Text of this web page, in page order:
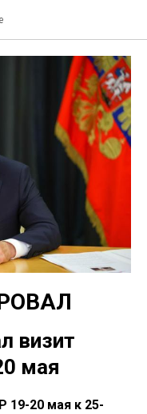
визит
мая
19-20 мая к 25-